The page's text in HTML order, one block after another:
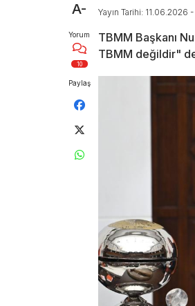
A-
Yorum
10
Paylaş
Yayın Tarihi: 11.06.2026
TBMM Başkanı
TBMM değildir"